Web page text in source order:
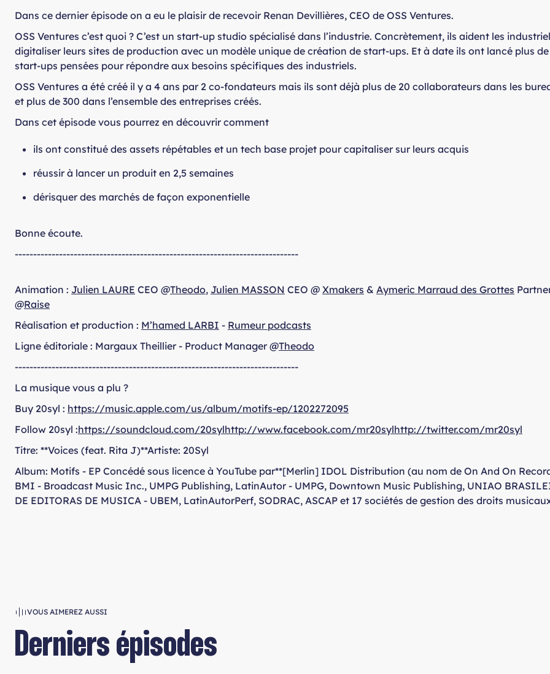
Dans ce dernier épisode on a eu le plaisir de recevoir Renan Devillières, CEO de OSS Ventures.
OSS Ventures c’est quoi ? C’est un start-up studio spécialisé dans l’industrie. Concrètement, ils aident les
digitaliser leurs sites de production avec un modèle unique de création de start-ups. Et à date ils ont lancé plus de
start-ups pensées pour répondre aux besoins spécifiques des industriels.
OSS Ventures a été créé il y a 4 ans par 2 co-fondateurs mais ils sont déjà plus de 20 collaborateurs dans les
et plus de 300 dans l’ensemble des entreprises créés.
Dans cet épisode vous pourrez en découvrir comment
ils ont constitué des assets répétables et un tech base projet pour capitaliser sur leurs acquis
réussir à lancer un produit en 2,5 semaines
dérisquer des marchés de façon exponentielle
Bonne écoute.
-----------------------------------------------------------------------------
Animation : Julien LAURE CEO @Theodo, Julien MASSON CEO @ Xmakers & Aymeric Marraud des Grottes
@Raise
Réalisation et production : M’hamed LARBI - Rumeur podcasts
Ligne éditoriale : Margaux Theillier - Product Manager @Theodo
-----------------------------------------------------------------------------
La musique vous a plu ?
Buy 20syl : https://music.apple.com/us/album/motifs-ep/1202272095
Follow 20syl :https://soundcloud.com/20sylhttp://www.facebook.com/mr20sylhttp://twitter.com/mr20syl
Titre: **Voices (feat. Rita J)**Artiste: 20Syl
Album: Motifs - EP Concédé sous licence à YouTube par**[Merlin] IDOL Distribution (au nom de On And On
BMI - Broadcast Music Inc., UMPG Publishing, LatinAutor - UMPG, Downtown Music Publishing, UNIAO
DE EDITORAS DE MUSICA - UBEM, LatinAutorPerf, SODRAC, ASCAP et 17 sociétés de gestion des droits
VOUS AIMEREZ AUSSI
Derniers épisodes